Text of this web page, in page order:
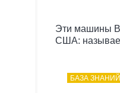
Эти машины
США:
БАЗА ЗНАНИЙ